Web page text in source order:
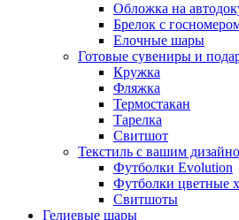
Обложка на
Брелок с
Елочные шары
Готовые сувениры и
Кружка
Фляжка
Термостакан
Тарелка
Свитшот
Текстиль с вашим
Футболки Evolution
Футболки цветные
Свитшоты
Гелиевые шары